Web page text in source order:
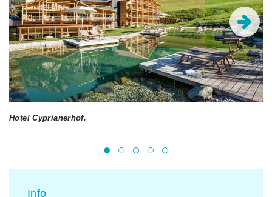
Hotel Cyprianerhof.
Info